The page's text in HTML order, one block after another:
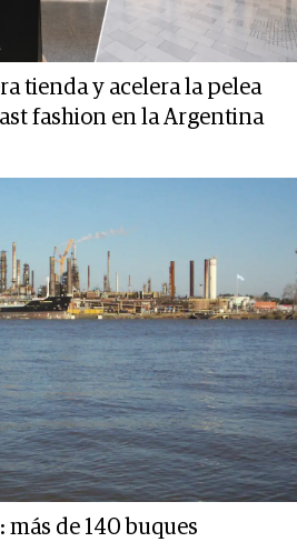
tienda y acelera la pelea
fashion en la Argentina
más de 140 buques